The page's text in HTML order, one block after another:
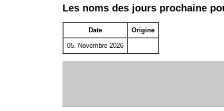
Les noms des jours prochaine
Date Origine
05. Novembre 2026